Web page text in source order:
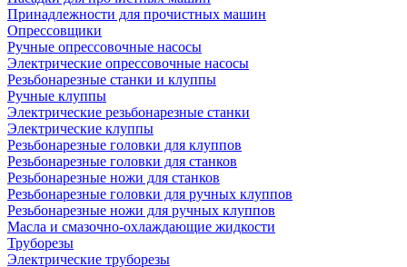
Принадлежности для прочистных машин
Опрессовщики
Ручные опрессовочные насосы
Электрические опрессовочные насосы
Резьбонарезные станки и клуппы
Ручные клуппы
Электрические резьбонарезные станки
Электрические клуппы
Резьбонарезные головки для клуппов
Резьбонарезные головки для станков
Резьбонарезные ножи для станков
Резьбонарезные головки для ручных клуппов
Резьбонарезные ножи для ручных клуппов
Масла и смазочно-охлаждающие жидкости
Труборезы
Электрические труборезы